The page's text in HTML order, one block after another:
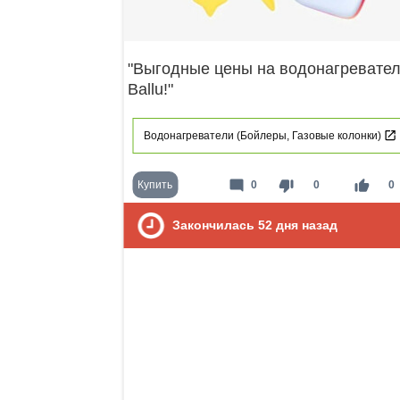
"Выгодные цены на
Ballu!"
Водонагреватели (Бойлеры, Газовые колонки)
Купить thumb_down 0 thumb_up 0
mode_comment 0
Закончилась 52 дня назад